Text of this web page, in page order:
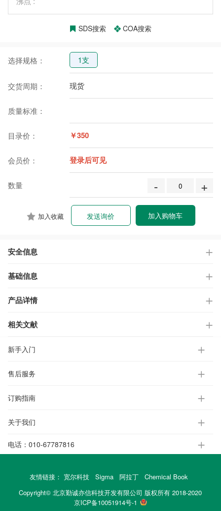
SDS搜索 COA搜索
选择规格： 1支
交货周期： 现货
质量标准：
目录价： ￥350
会员价： 登录后可见
数量 - +
加入收藏 加入购物车
发送询价
安全信息
基础信息
产品详情
相关文献
新手入门
售后服务
订购指南
关于我们
电话： 010-67787816
友情链接： 宽尔科技 Sigma 阿拉丁
Chemical Book
Copyright© 北京勤诚亦信科技开发有限公司 版权所有 2018-2020
京ICP备10051914号-1